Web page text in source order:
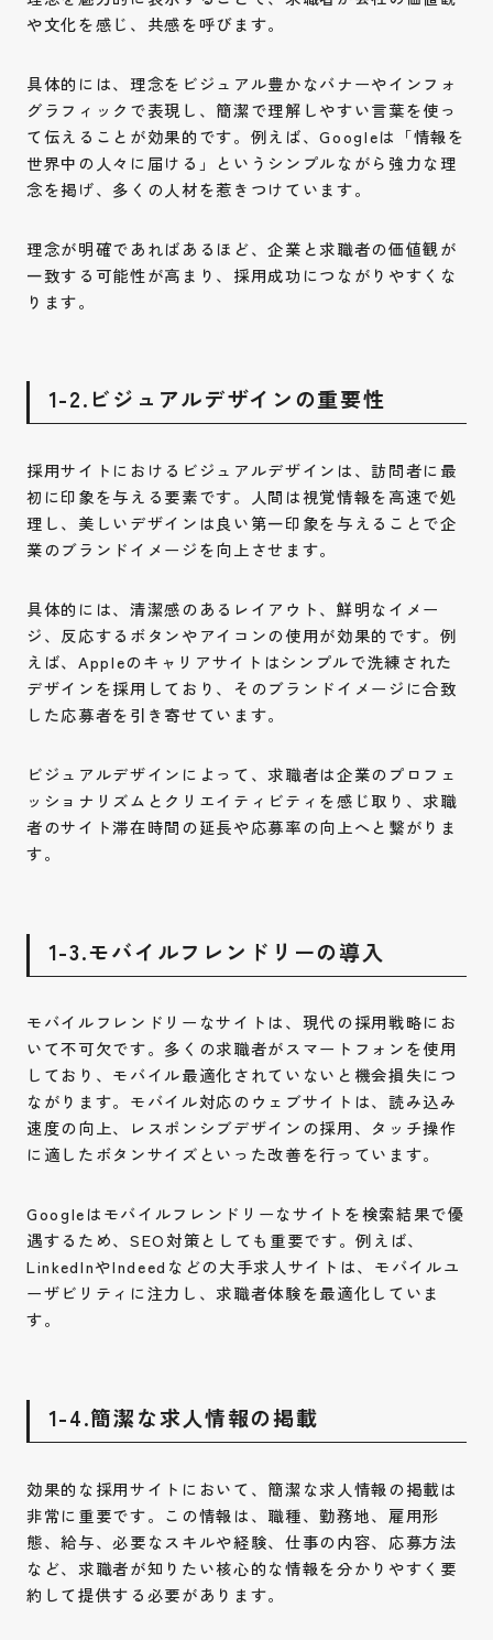
や文化を感じ、共感を呼びます。
具体的には、理念をビジュアル豊かなバナーやインフォ
グラフィックで表現し、簡潔で理解しやすい言葉を使っ
て伝えることが効果的です。例えば、Googleは「情報を
世界中の人々に届ける」というシンプルながら強力な理
念を掲げ、多くの人材を惹きつけています。
理念が明確であればあるほど、企業と求職者の価値観が
一致する可能性が高まり、採用成功につながりやすくな
ります。
1-2.ビジュアルデザインの重要性
採用サイトにおけるビジュアルデザインは、訪問者に最
初に印象を与える要素です。人間は視覚情報を高速で処
理し、美しいデザインは良い第一印象を与えることで企
業のブランドイメージを向上させます。
具体的には、清潔感のあるレイアウト、鮮明なイメー
ジ、反応するボタンやアイコンの使用が効果的です。例
えば、Appleのキャリアサイトはシンプルで洗練された
デザインを採用しており、そのブランドイメージに合致
した応募者を引き寄せています。
ビジュアルデザインによって、求職者は企業のプロフェ
ッショナリズムとクリエイティビティを感じ取り、求職
者のサイト滞在時間の延長や応募率の向上へと繋がりま
す。
1-3.モバイルフレンドリーの導入
モバイルフレンドリーなサイトは、現代の採用戦略にお
いて不可欠です。多くの求職者がスマートフォンを使用
しており、モバイル最適化されていないと機会損失につ
ながります。モバイル対応のウェブサイトは、読み込み
速度の向上、レスポンシブデザインの採用、タッチ操作
に適したボタンサイズといった改善を行っています。
Googleはモバイルフレンドリーなサイトを検索結果で優
遇するため、SEO対策としても重要です。例えば、
LinkedInやIndeedなどの大手求人サイトは、モバイルユ
ーザビリティに注力し、求職者体験を最適化していま
す。
1-4.簡潔な求人情報の掲載
効果的な採用サイトにおいて、簡潔な求人情報の掲載は
非常に重要です。この情報は、職種、勤務地、雇用形
態、給与、必要なスキルや経験、仕事の内容、応募方法
など、求職者が知りたい核心的な情報を分かりやすく要
約して提供する必要があります。